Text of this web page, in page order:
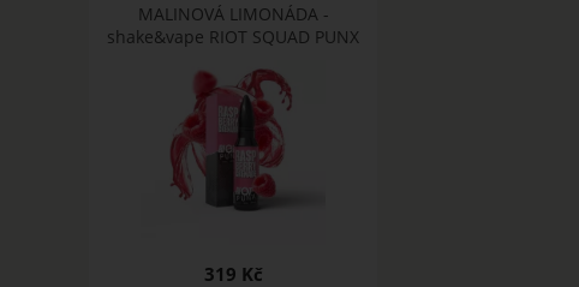
MALINOVÁ LIMONÁDA -
shake&vape RIOT SQUAD PUNX
319 Kč